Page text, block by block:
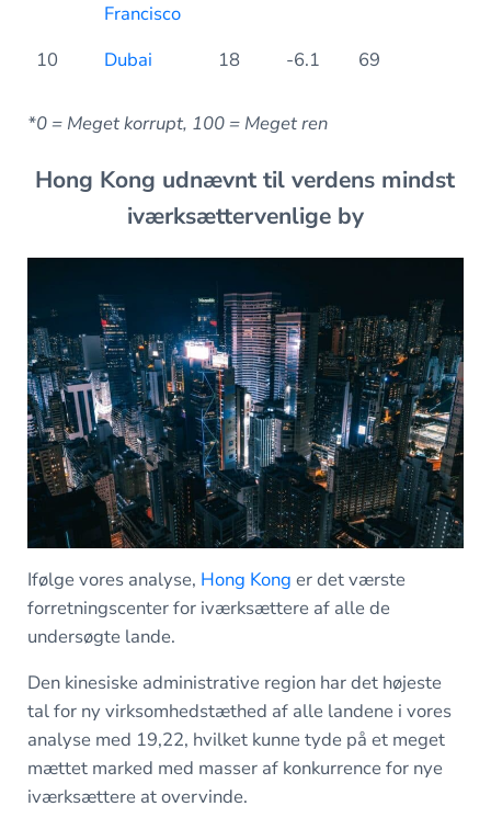
Francisco
10 Dubai 18 -6.1 69
*0 = Meget korrupt, 100 = Meget ren
Hong Kong udnævnt til verdens mindst
iværksættervenlige by
Ifølge vores analyse, Hong Kong er det værste
forretningscenter for iværksættere af alle de
undersøgte lande.
Den kinesiske administrative region har det højeste
tal for ny virksomhedstæthed af alle landene i vores
analyse med 19,22, hvilket kunne tyde på et meget
mættet marked med masser af konkurrence for nye
iværksættere at overvinde.